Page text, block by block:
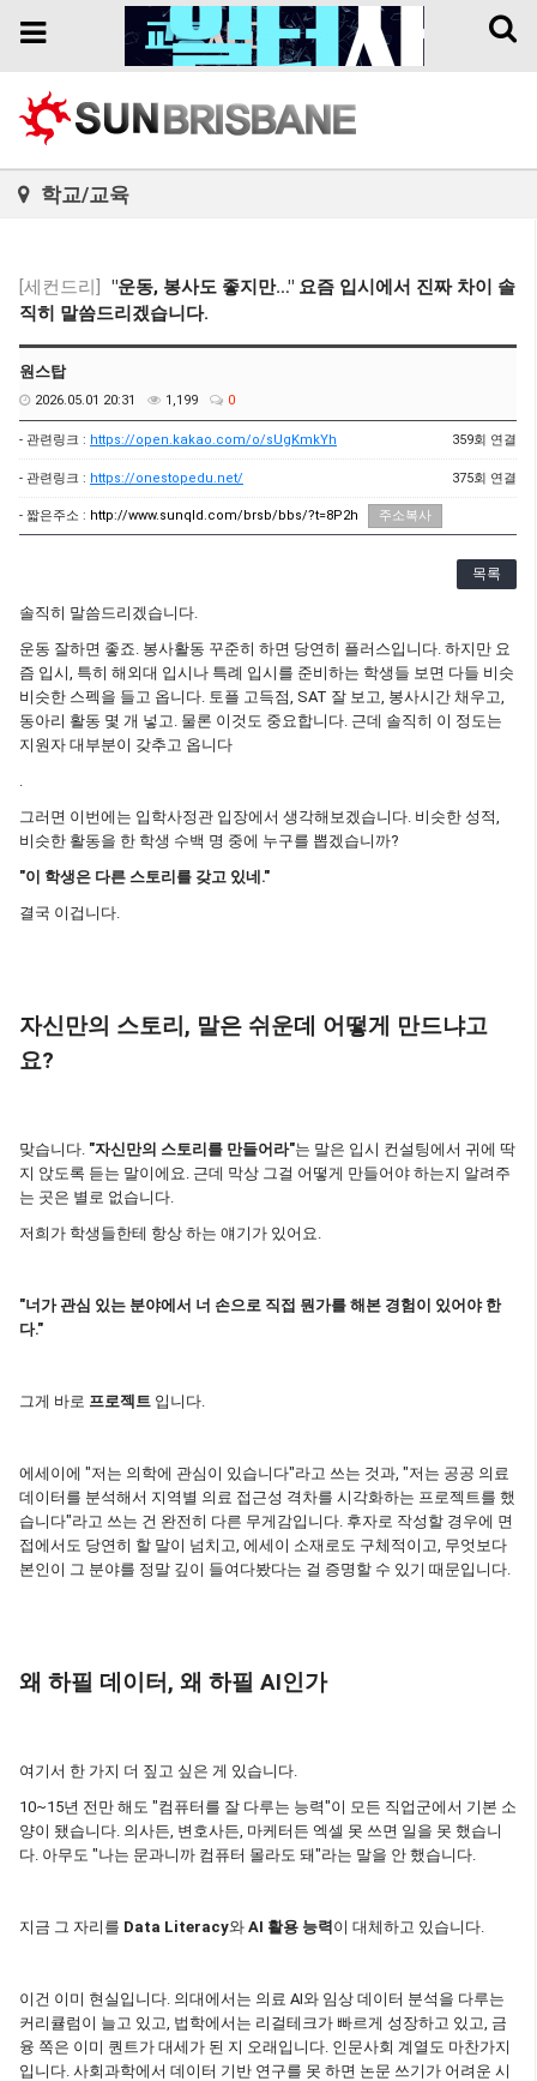
Toggle
Toggle
학교/교육
[세컨드리]
"운동, 봉사도 좋지만…" 요즘 입시에서 진짜 차이 솔
직히 말씀드리겠습니다.
원스탑
2026.05.01 20:31 1,199 0
- 관련링크 : https://open.kakao.com/o/sUgKmkYh 359회 연결
- 관련링크 : https://onestopedu.net/ 375회 연결
- 짧은주소 : http://www.sunqld.com/brsb/bbs/?t=8P2h 주소복사
목록
솔직히 말씀드리겠습니다.
운동 잘하면 좋죠. 봉사활동 꾸준히 하면 당연히 플러스입니다. 하지만 요
즘 입시, 특히 해외대 입시나 특례 입시를 준비하는 학생들 보면 다들 비슷
비슷한 스펙을 들고 옵니다. 토플 고득점, SAT 잘 보고, 봉사시간 채우고,
동아리 활동 몇 개 넣고. 물론 이것도 중요합니다. 근데 솔직히 이 정도는
지원자 대부분이 갖추고 옵니다
.
그러면 이번에는 입학사정관 입장에서 생각해보겠습니다. 비슷한 성적,
비슷한 활동을 한 학생 수백 명 중에 누구를 뽑겠습니까?
"이 학생은 다른 스토리를 갖고 있네."
결국 이겁니다.
자신만의 스토리, 말은 쉬운데 어떻게 만드냐고
요?
맞습니다. "자신만의 스토리를 만들어라"는 말은 입시 컨설팅에서 귀에 딱
지 앉도록 듣는 말이에요. 근데 막상 그걸 어떻게 만들어야 하는지 알려주
는 곳은 별로 없습니다.
저희가 학생들한테 항상 하는 얘기가 있어요.
"너가 관심 있는 분야에서 너 손으로 직접 뭔가를 해본 경험이 있어야 한
다."
그게 바로 프로젝트 입니다.
에세이에 "저는 의학에 관심이 있습니다"라고 쓰는 것과, "저는 공공 의료
데이터를 분석해서 지역별 의료 접근성 격차를 시각화하는 프로젝트를 했
습니다"라고 쓰는 건 완전히 다른 무게감입니다. 후자로 작성할 경우에 면
접에서도 당연히 할 말이 넘치고, 에세이 소재로도 구체적이고, 무엇보다
본인이 그 분야를 정말 깊이 들여다봤다는 걸 증명할 수 있기 때문입니다.
왜 하필 데이터, 왜 하필 AI인가
여기서 한 가지 더 짚고 싶은 게 있습니다.
10~15년 전만 해도 "컴퓨터를 잘 다루는 능력"이 모든 직업군에서 기본 소
양이 됐습니다. 의사든, 변호사든, 마케터든 엑셀 못 쓰면 일을 못 했습니
다. 아무도 "나는 문과니까 컴퓨터 몰라도 돼"라는 말을 안 했습니다.
지금 그 자리를 Data Literacy와 AI 활용 능력 이 대체하고 있습니다.
이건 이미 현실입니다. 의대에서는 의료 AI와 임상 데이터 분석을 다루는
커리큘럼이 늘고 있고, 법학에서는 리걸테크가 빠르게 성장하고 있고, 금
융 쪽은 이미 퀀트가 대세가 된 지 오래입니다. 인문사회 계열도 마찬가지
입니다. 사회과학에서 데이터 기반 연구를 못 하면 논문 쓰기가 어려운 시